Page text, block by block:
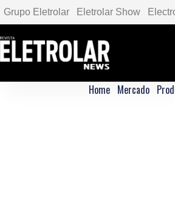
Grupo Eletrolar Eletrolar Show
Home Mercado